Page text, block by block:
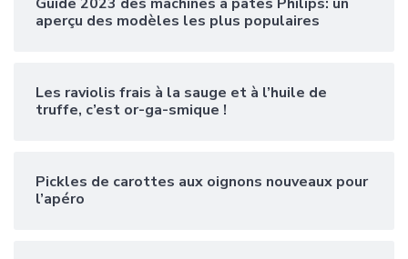
aperçu des modèles les plus populaires
Les raviolis frais à la sauge et à l’huile de
truffe, c’est or-ga-smique !
Pickles de carottes aux oignons nouveaux pour
l’apéro